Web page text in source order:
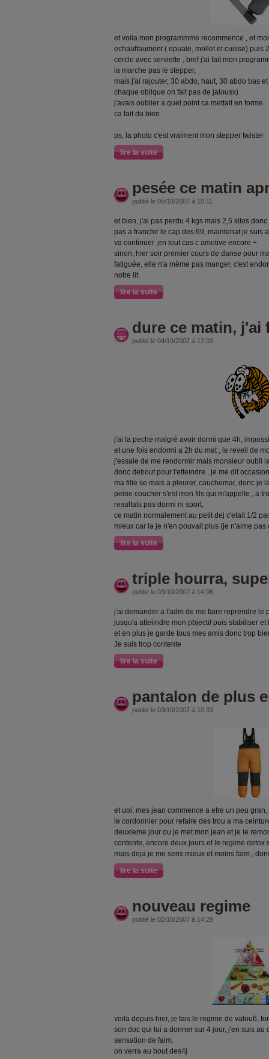
et voila mon programmme recommence , et
echauffaument ( epuale, mollet et cuisse) puis
cercle avec serviette , bref j'ai fait mon
la marche pas le stepper,
mais j'ai rajouter, 30 abdo, haut, 30 abdo bas
chaque oblique on fait pas de jalousx)
j'avais oublier a quel point ca mettait en forme .
ca fait du bien
ps, la photo c'est vraiment mon stepper twister
lire la suite
pesée ce matin
publié le 05/10/2007 à 10:11
et bien, j'ai pas perdu 4 kgs mais 2,5 kilos
pas a franchir le cap des 69, maintenat je suis
va continuer ,en tout cas c amotive encore +
sinon, hier soir premier cours de danse pour
fatiguée, elle n'a même pas manger, c'est
notre lit.
lire la suite
dure ce matin, j'ai
publié le 04/10/2007 à 12:03
j'ai la peche malgré avoir dormi que 4h,
et une fois endormi a 2h du mat , le reveil de
j'essaie de me rendormir mais monsieur oubli
donc debout pour l'etteindre , je me dit
ma fille se mais a pleurer, cauchemar, donc je
peine coucher s'est mon fils qui m'appelle , a
resultats pas dormi ni sport,
ce matin normalement au petit dej c'etait 1/2
mieux car la je n'en pouvait plus (je n'aime pas
lire la suite
triple hourra,
publié le 03/10/2007 à 14:06
j'ai demander a l'adm de me faire reprendre le
jusqu'a atteiindre mon pbjectif puis stabiliser
et en plus je garde tous mes amis donc trop
Je suis trop contente
lire la suite
pantalon de plus
publié le 03/10/2007 à 10:33
et uoi, mes jean commence a etre un peu
le cordonnier pour refaire des trou a ma
deuxieme jour ou je met mon jean et je le
contente, encore deux jours et le regime detox
mais deja je me sens mieux et moins faim ,
lire la suite
nouveau regime
publié le 02/10/2007 à 14:29
voila depuis hier, je fais le regime de valou6,
son doc qui lui a donner sur 4 jour, j'en suis au
sensation de faim.
on verra au bout des4j